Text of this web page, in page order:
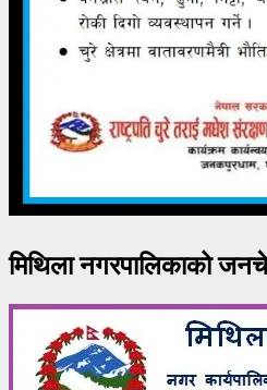
मिथिला नगरपालिकाको